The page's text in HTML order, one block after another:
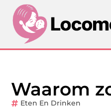
Waarom
Eten En Drinken